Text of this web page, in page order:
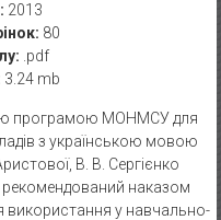
2013
80
.pdf
3.24 mb
програмою МОНМСУ для
з українською мовою
В. В. Сергієнко
наказом
у навчально-